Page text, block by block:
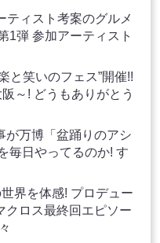
ティスト考案のグルメ
1弾 参加アーティスト
と笑いのフェス”開催!!
～! どうもありがとう
が万博「盆踊りのアシ
毎日やってるのか! す
界を体感! プロデュー
クロス最終回エピソー